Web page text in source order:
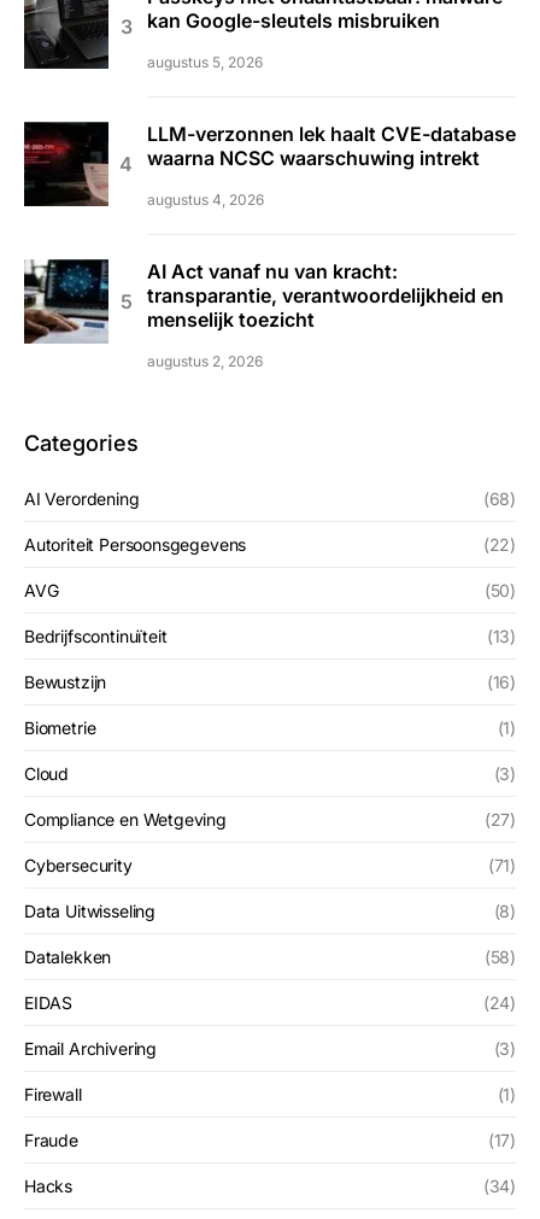
kan Google-sleutels misbruiken
augustus 5, 2026
LLM-verzonnen lek haalt CVE-database
waarna NCSC waarschuwing intrekt
augustus 4, 2026
AI Act vanaf nu van kracht:
transparantie, verantwoordelijkheid en
menselijk toezicht
augustus 2, 2026
Categories
AI Verordening (68)
Autoriteit Persoonsgegevens (22)
AVG (50)
Bedrijfscontinuïteit (13)
Bewustzijn (16)
Biometrie (1)
Cloud (3)
Compliance en Wetgeving (27)
Cybersecurity (71)
Data Uitwisseling (8)
Datalekken (58)
EIDAS (24)
Email Archivering (3)
Firewall (1)
Fraude (17)
Hacks (34)